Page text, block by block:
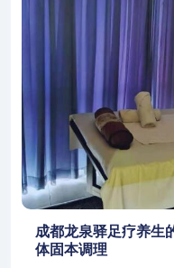
成都龙泉驿足疗养生
体固本调理